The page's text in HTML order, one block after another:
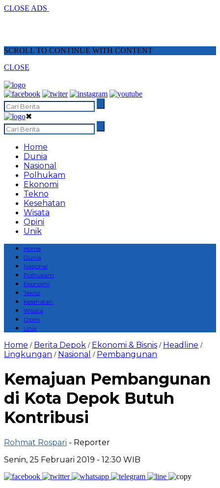
CLOSE ADS
SCROLL TO CONTINUE WITH CONTENT
CLOSE
✖
Home
Dunia
Nasional
Polhukam
Ekonomi
Tekno
Kesehatan
Wisata
Opini
Unik
Home
Dunia
Nasional
Polhukam
Ekonomi
Tekno
Kesehatan
Wisata
Opini
Unik
Home / Berita Depok / Ekonomi & Bisnis / Headline /
Lingkungan / Nasional / Pembangunan
Kemajuan Pembangunan
di Kota Depok Butuh
Kontribusi
Rohmat Rospari - Reporter
Senin, 25 Februari 2019 - 12:30 WIB